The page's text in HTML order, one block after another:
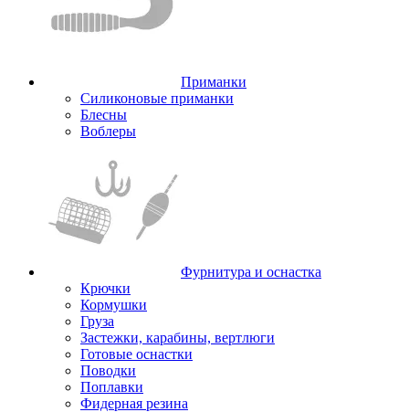
Приманки
Силиконовые приманки
Блесны
Воблеры
Фурнитура и оснастка
Крючки
Кормушки
Груза
Застежки, карабины, вертлюги
Готовые оснастки
Поводки
Поплавки
Фидерная резина